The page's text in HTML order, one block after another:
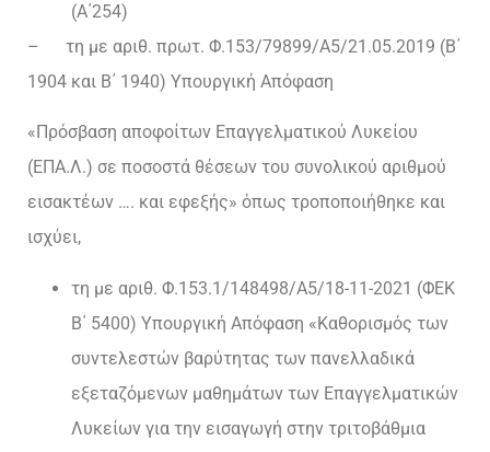
(Α΄254)
– τη με αριθ. πρωτ. Φ.153/79899/Α5/21.05.2019 (Β΄
1904 και Β΄ 1940) Υπουργική Απόφαση
«Πρόσβαση αποφοίτων Επαγγελματικού Λυκείου
(ΕΠΑ.Λ.) σε ποσοστά θέσεων του συνολικού αριθμού
εισακτέων …. και εφεξής» όπως τροποποιήθηκε και
ισχύει,
τη με αριθ. Φ.153.1/148498/Α5/18-11-2021 (ΦΕΚ
Β΄ 5400) Υπουργική Απόφαση «Καθορισμός των
συντελεστών βαρύτητας των πανελλαδικά
εξεταζόμενων μαθημάτων των Επαγγελματικών
Λυκείων για την εισαγωγή στην τριτοβάθμια